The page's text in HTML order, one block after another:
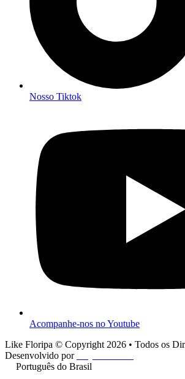
Nosso Tiktok
Acompanhe-nos no Youtube
Like Floripa © Copyright 2026 • Todos os
Desenvolvido por
Português do Brasil